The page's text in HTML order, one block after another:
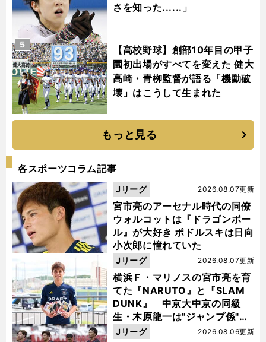
さを知った......」
【高校野球】創部10年目の甲子
園初出場がすべてを変えた 健大
高崎・青栁監督が語る「機動破
壊」はこうして生まれた
5
もっと見る
各スポーツコラム記事
宮市亮のアーセナル時代の同僚
ウォルコットは『ドラゴンボー
ル』が大好き ポドルスキは日向
小次郎に憧れていた
2026.08.07更新
Jリーグ
横浜Ｆ・マリノスの宮市亮を育
てた『NARUTO』と『SLAM
DUNK』 中京大中京の同級
生・木原龍一は"ジャンプ係"だ
った
2026.08.07更新
Jリーグ
2026.08.06更新
Jリーグ